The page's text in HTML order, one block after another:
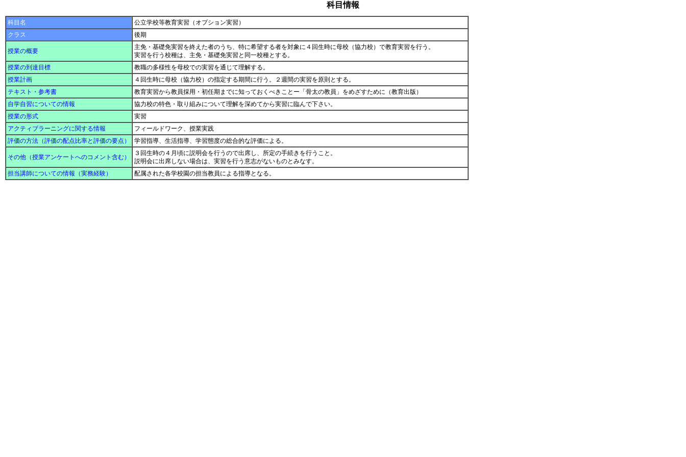
科目情報
科目名
公立学校等教育実習（オプション実習）
クラス
後期
授業の概要
主免・基礎免実習を終えた者のうち、特に希望する者を対象に４回生時に母校（協力校）で教育実習を行う。
実習を行う校種は、主免・基礎免実習と同一校種とする。
授業の到達目標
教職の多様性を母校での実習を通じて理解する。
授業計画
４回生時に母校（協力校）の指定する期間に行う。２週間の実習を原則とする。
テキスト・参考書
教育実習から教員採用・初任期までに知っておくべきことー「骨太の教員」をめざすために（教育出版）
自学自習についての情報
協力校の特色・取り組みについて理解を深めてから実習に臨んで下さい。
授業の形式
実習
アクティブラーニングに関する情報
フィールドワーク、授業実践
評価の方法（評価の配点比率と評価の要点）
学習指導、生活指導、学習態度の総合的な評価による。
その他（授業アンケートへのコメント含む）
３回生時の４月頃に説明会を行うので出席し、所定の手続きを行うこと。
説明会に出席しない場合は、実習を行う意志がないものとみなす。
担当講師についての情報（実務経験）
配属された各学校園の担当教員による指導となる。